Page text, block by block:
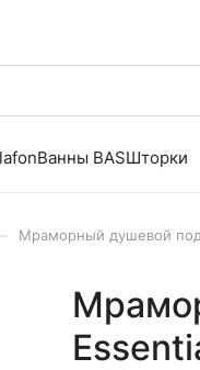
Ванны BASШторки
Мраморный душевой